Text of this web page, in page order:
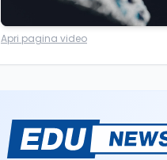
Cultura7 ago
Franca Ghitti a
Lavoro
Passaggio
generazionale
Apri pagina video